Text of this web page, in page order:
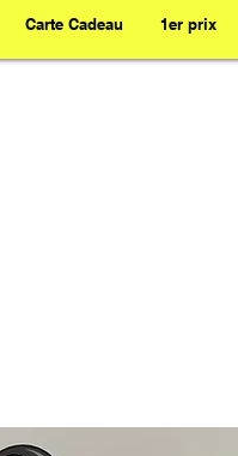
Carte Cadeau 1er prix